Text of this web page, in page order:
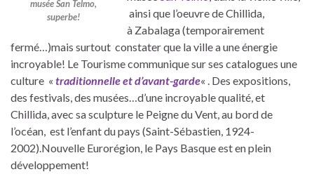
musée San Telmo,
superbe!
ainsi que l’oeuvre de Chillida,
à Zabalaga (temporairement
fermé…)mais surtout constater que la ville a une énergie
incroyable! Le Tourisme communique sur ses catalogues une
culture « traditionnelle et d’avant-garde« . Des expositions,
des festivals, des musées…d’une incroyable qualité, et
Chillida, avec sa sculpture le Peigne du Vent, au bord de
l’océan, est l’enfant du pays (Saint-Sébastien, 1924-
2002).Nouvelle Eurorégion, le Pays Basque est en plein
développement!